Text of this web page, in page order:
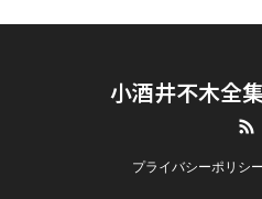
小酒井不木全
プライバシーポリシー